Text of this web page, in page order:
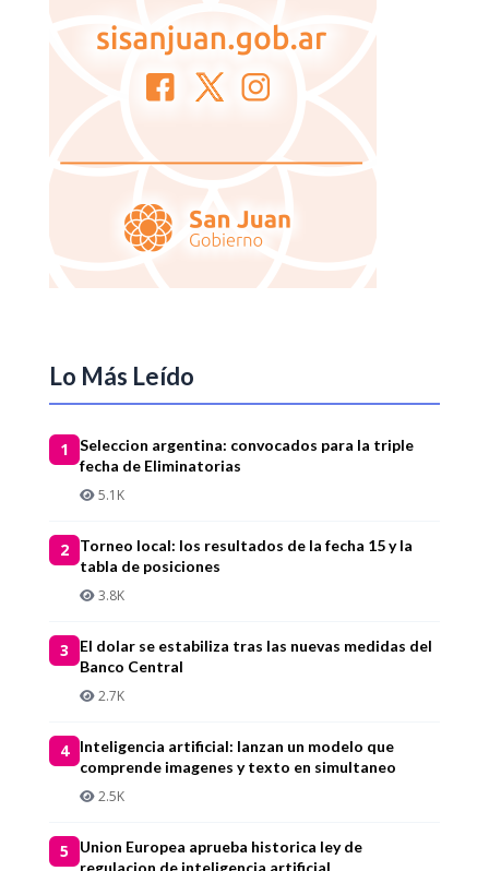
Lo Más Leído
1
Seleccion argentina: convocados para la triple
fecha de Eliminatorias
5.1K
2
Torneo local: los resultados de la fecha 15 y la
tabla de posiciones
3.8K
3
El dolar se estabiliza tras las nuevas medidas del
Banco Central
2.7K
4
Inteligencia artificial: lanzan un modelo que
comprende imagenes y texto en simultaneo
2.5K
5
Union Europea aprueba historica ley de